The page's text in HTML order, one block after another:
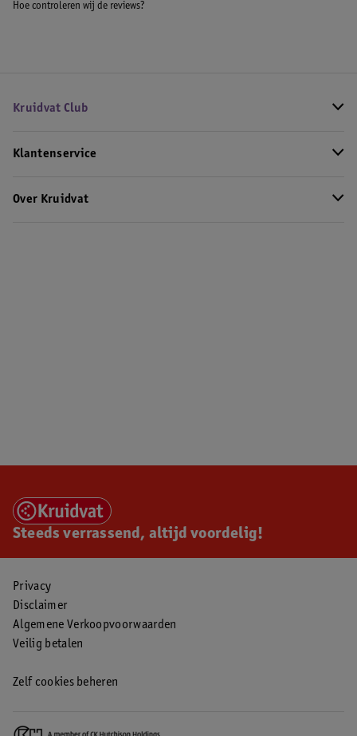
Hoe controleren wij de reviews?
Kruidvat Club
Klantenservice
Over Kruidvat
Steeds verrassend, altijd voordelig!
Privacy
Disclaimer
Algemene Verkoopvoorwaarden
Veilig betalen
Zelf cookies beheren